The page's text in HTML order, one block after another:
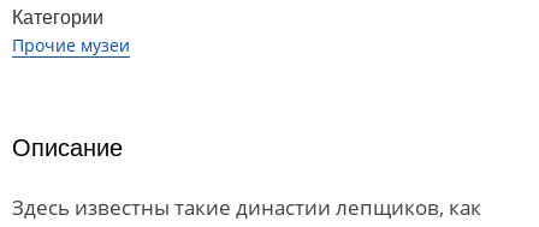
Категории
Прочие музеи
Описание
Здесь известны такие династии лепщиков, как